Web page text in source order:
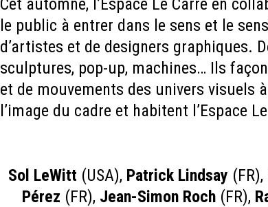
le public à entrer dans le sens et le
d’artistes et de designers graphiques.
sculptures, pop-up, machines… Ils
et de mouvements des univers visuels
l’image du cadre et habitent l’Espace
Sol LeWitt (USA), Patrick Lindsay (FR),
Pérez (FR), Jean-Simon Roch (FR),